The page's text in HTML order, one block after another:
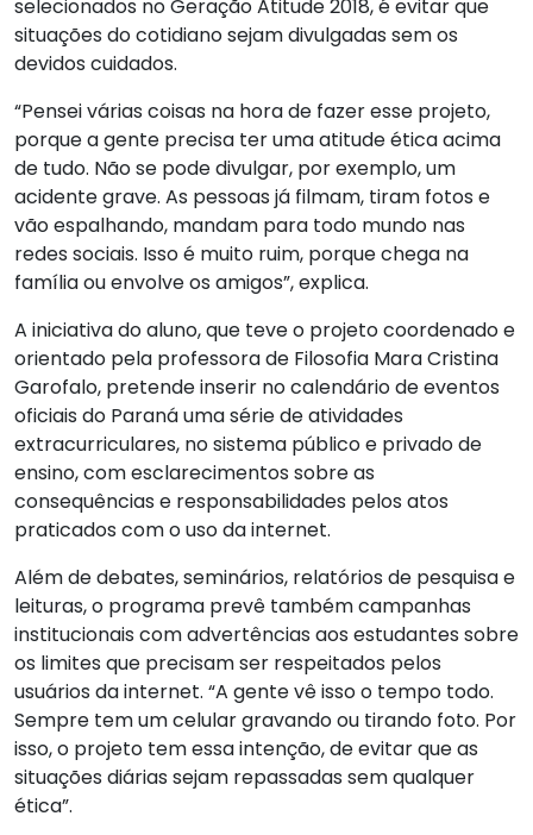
selecionados no Geração Atitude 2018, é evitar que
situações do cotidiano sejam divulgadas sem os
devidos cuidados.
“Pensei várias coisas na hora de fazer esse projeto,
porque a gente precisa ter uma atitude ética acima
de tudo. Não se pode divulgar, por exemplo, um
acidente grave. As pessoas já filmam, tiram fotos e
vão espalhando, mandam para todo mundo nas
redes sociais. Isso é muito ruim, porque chega na
família ou envolve os amigos”, explica.
A iniciativa do aluno, que teve o projeto coordenado e
orientado pela professora de Filosofia Mara Cristina
Garofalo, pretende inserir no calendário de eventos
oficiais do Paraná uma série de atividades
extracurriculares, no sistema público e privado de
ensino, com esclarecimentos sobre as
consequências e responsabilidades pelos atos
praticados com o uso da internet.
Além de debates, seminários, relatórios de pesquisa e
leituras, o programa prevê também campanhas
institucionais com advertências aos estudantes sobre
os limites que precisam ser respeitados pelos
usuários da internet. “A gente vê isso o tempo todo.
Sempre tem um celular gravando ou tirando foto. Por
isso, o projeto tem essa intenção, de evitar que as
situações diárias sejam repassadas sem qualquer
ética”.